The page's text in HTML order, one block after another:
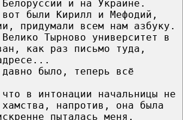
и на Украине.
были Кирилл и Мефодий,
придумали всем нам азбуку.
Тырново университет в
как раз письмо туда,
было, теперь всё
в интонации начальницы не
хамства, напротив, она была
пыталась меня,